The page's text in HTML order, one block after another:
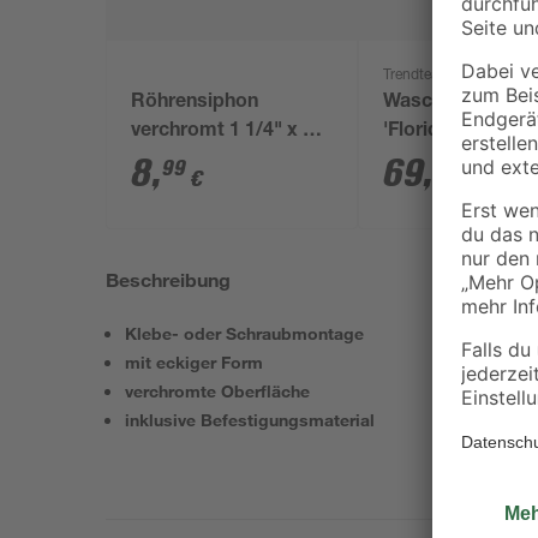
Röhrensiphon
verchromt 1 1/4" x 32
mm
8,99 €
Trendteam
'Florida' weiß 65
x 33 cm
69, €
Beschreibung
Klebe- oder Schraubmontage
mit eckiger Form
verchromte Oberfläche
inklusive Befestigungsmaterial